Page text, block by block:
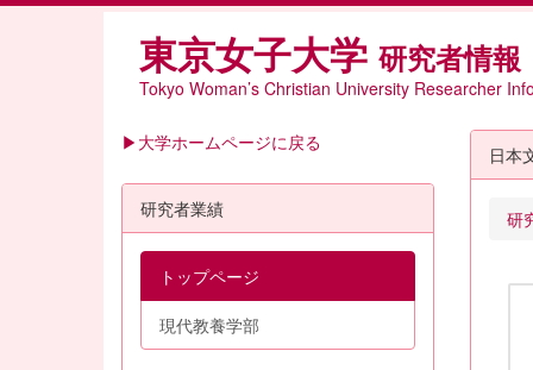
東京女子大学 研究者情報
Tokyo Woman’s Christian University Researcher
日本
研
▶大学ホームページに戻る
研究者業績
トップページ
現代教養学部